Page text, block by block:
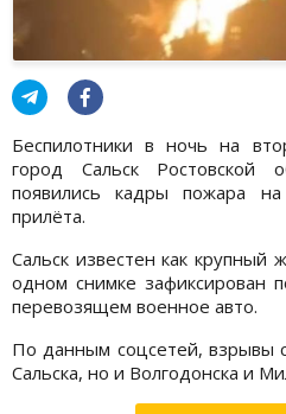
Беспилотники в ночь на
город Сальск Ростовской
появились кадры пожара
прилёта.
Сальск известен как
одном снимке зафиксирован
перевозящем военное авто.
По данным соцсетей, взрывы
Сальска, но и Волгодонска и